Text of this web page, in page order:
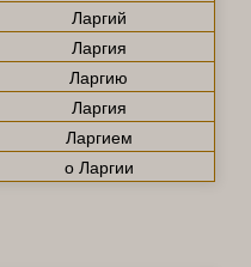
Ларгий
Ларгия
Ларгию
Ларгия
Ларгием
о Ларгии